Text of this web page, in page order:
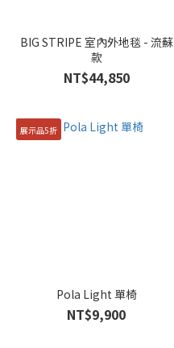
BIG STRIPE 室內外地毯 - 流蘇
款
NT$44,850
展示品5折
Pola Light 單椅
NT$9,900